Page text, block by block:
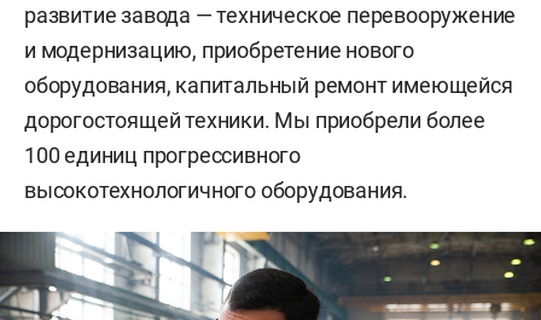
развитие завода — техническое перевооружение
и модернизацию, приобретение нового
оборудования, капитальный ремонт имеющейся
дорогостоящей техники. Мы приобрели более
100 единиц прогрессивного
высокотехнологичного оборудования.